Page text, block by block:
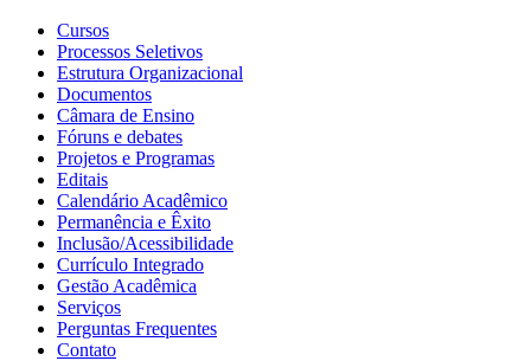
Cursos
Processos Seletivos
Estrutura Organizacional
Documentos
Câmara de Ensino
Fóruns e debates
Projetos e Programas
Editais
Calendário Acadêmico
Permanência e Êxito
Inclusão/Acessibilidade
Currículo Integrado
Gestão Acadêmica
Serviços
Perguntas Frequentes
Contato